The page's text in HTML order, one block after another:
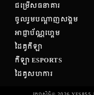
ជម្រើសធនាគារ
ចូលរួមបណ្តាញសង្គម
អាជ្ញាប័ណ្ណហ្គេម
ដៃគូកីឡា
កីឡា ESPORTS
ដៃគូសហការ